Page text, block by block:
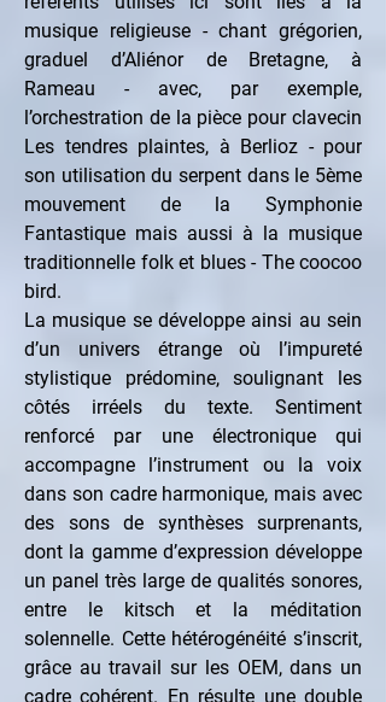
musique religieuse - chant grégorien,
graduel d’Aliénor de Bretagne, à
Rameau - avec, par exemple,
l’orchestration de la pièce pour clavecin
Les tendres plaintes, à Berlioz - pour
son utilisation du serpent dans le 5ème
mouvement de la Symphonie
Fantastique mais aussi à la musique
traditionnelle folk et blues - The coocoo
bird.
La musique se développe ainsi au sein
d’un univers étrange où l’impureté
stylistique prédomine, soulignant les
côtés irréels du texte. Sentiment
renforcé par une électronique qui
accompagne l’instrument ou la voix
dans son cadre harmonique, mais avec
des sons de synthèses surprenants,
dont la gamme d’expression développe
un panel très large de qualités sonores,
entre le kitsch et la méditation
solennelle. Cette hétérogénéité s’inscrit,
grâce au travail sur les OEM, dans un
cadre cohérent. En résulte une double